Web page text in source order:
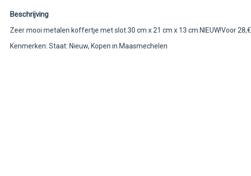
Beschrijving
Zeer mooi metalen koffertje met slot.30 cm x 21 cm x 13 cm.NIEUW!Voor 28,€
Kenmerken: Staat: Nieuw, Kopen in Maasmechelen